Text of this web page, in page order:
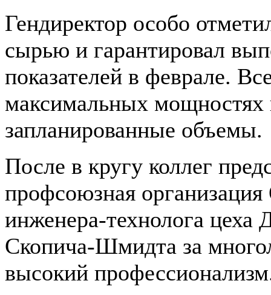
Гендиректор особо
сырью и гарантировал
показателей в феврале.
максимальных мощностях
запланированные объемы.
После в кругу коллег
профсоюзная
инженера-технолога
Скопича-Шмидта за
высокий